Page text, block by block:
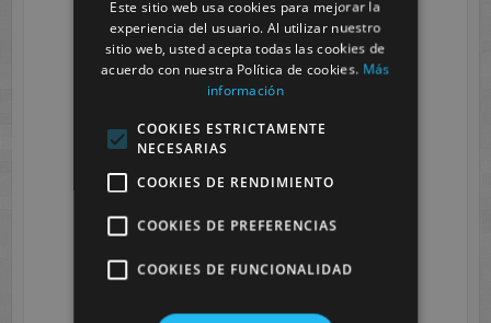
Don Jose Tomas Candel, junto a los
representantes de la Dirección General de
Formación Profesional D. Fernando Mateo
Murcia.
Este sitio web usa cookies para mejorar la
experiencia del usuario. Al utilizar nuestro
sitio web, usted acepta todas las cookies de
acuerdo con nuestra Política de cookies. Más
información
COOKIES ESTRICTAMENTE
NECESARIAS
COOKIES DE RENDIMIENTO
COOKIES DE PREFERENCIAS
COOKIES DE FUNCIONALIDAD